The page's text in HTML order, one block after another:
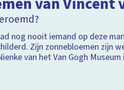
nog nooit iemand op deze
Zijn zonnebloemen zijn
van het Van Gogh Museum